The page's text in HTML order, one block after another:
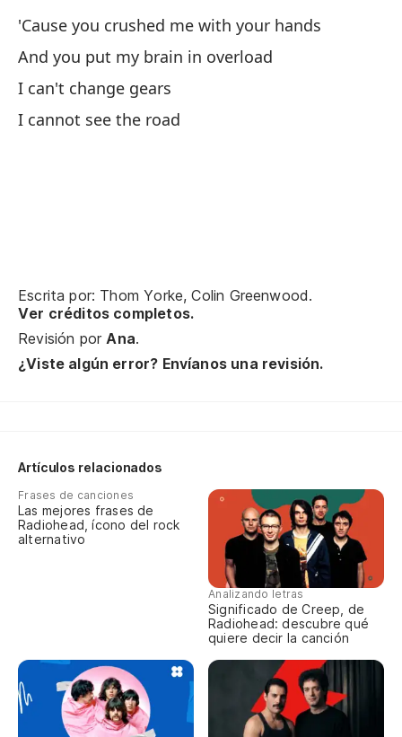
'Cause you crushed me with your hands
And you put my brain in overload
I can't change gears
I cannot see the road
Escrita por: Thom Yorke, Colin Greenwood.
Ver créditos completos.
Revisión porAna.
¿Viste algún error? Envíanos una revisión.
Artículos relacionados
Frases de canciones
Las mejores frases de
Radiohead, ícono del rock
alternativo
Analizando letras
Significado de Creep, de
Radiohead: descubre qué
quiere decir la canción